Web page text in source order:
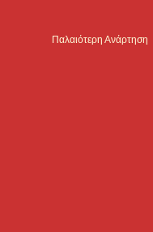
Παλαιότερη Ανάρτηση